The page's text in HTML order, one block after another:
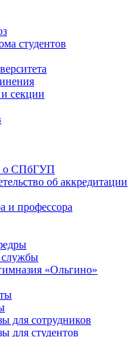
студентов
секции
о СПбГУП
об аккредитации
и профессора
службы
«Ольгино»
для сотрудников
для студентов